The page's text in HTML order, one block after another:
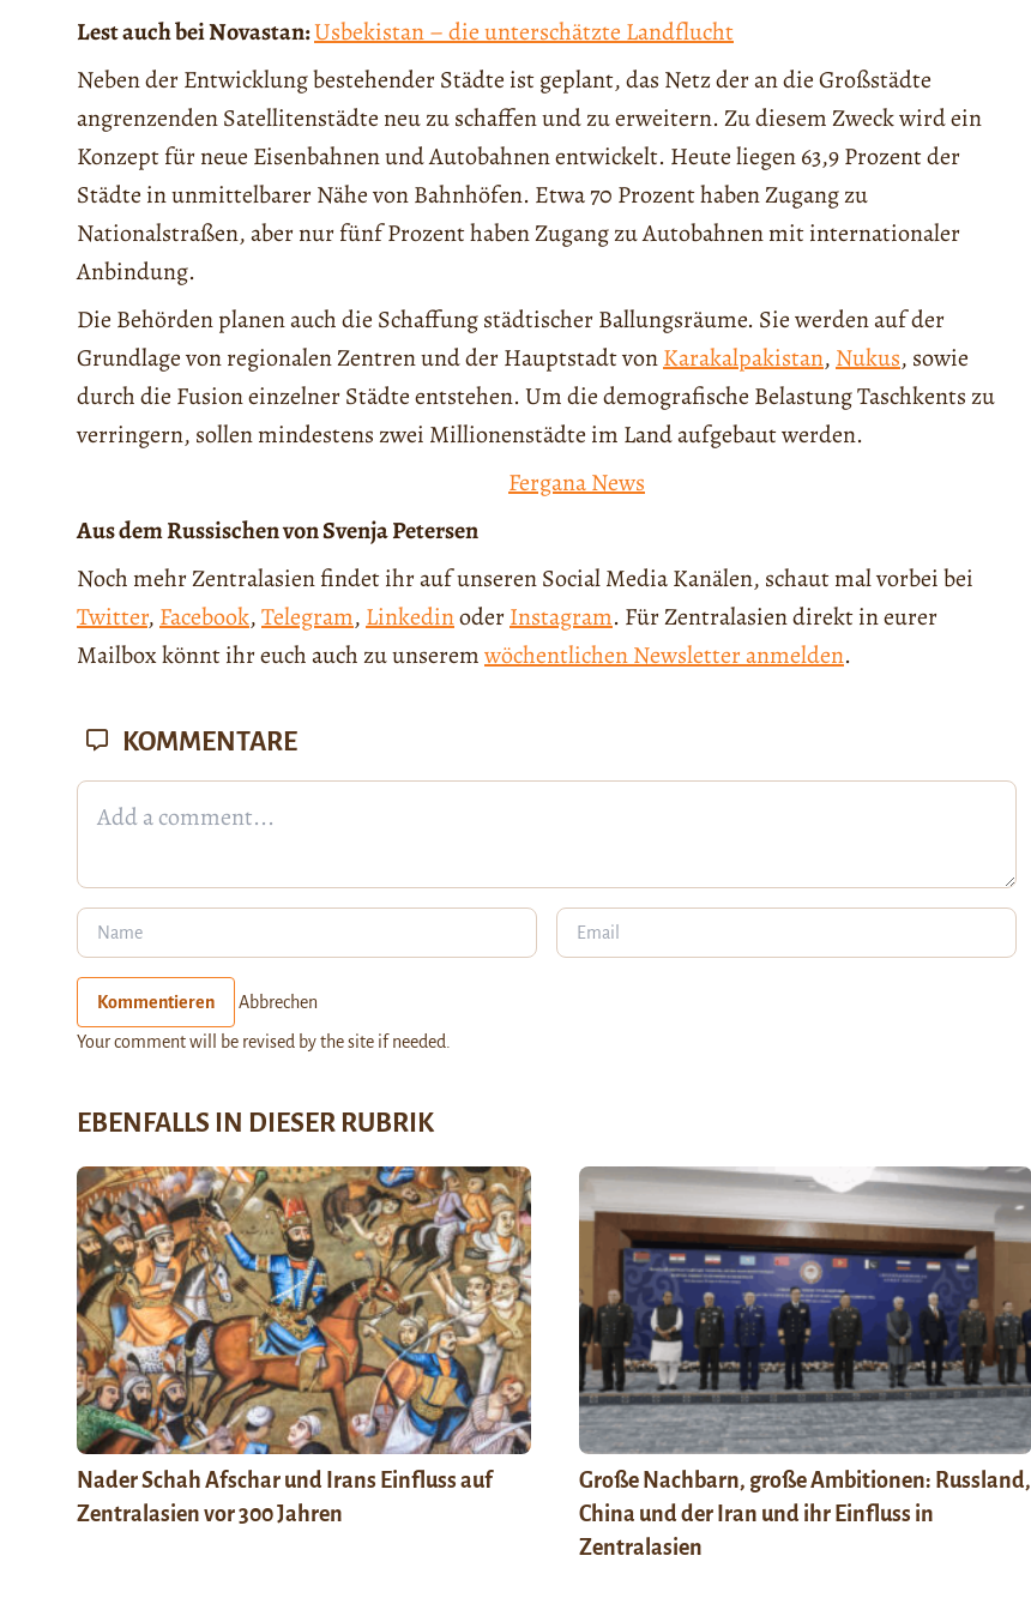
Lest auch bei Novastan:Usbekistan – die unterschätzte Landflucht
Neben der Entwicklung bestehender Städte ist geplant, das Netz der an die Großstädte
angrenzenden Satellitenstädte neu zu schaffen und zu erweitern. Zu diesem Zweck wird ein
Konzept für neue Eisenbahnen und Autobahnen entwickelt. Heute liegen 63,9 Prozent der
Städte in unmittelbarer Nähe von Bahnhöfen. Etwa 70 Prozent haben Zugang zu
Nationalstraßen, aber nur fünf Prozent haben Zugang zu Autobahnen mit internationaler
Anbindung.
Die Behörden planen auch die Schaffung städtischer Ballungsräume. Sie werden auf der
Grundlage von regionalen Zentren und der Hauptstadt vonKarakalpakistan,Nukus, sowie
durch die Fusion einzelner Städte entstehen. Um die demografische Belastung Taschkents zu
verringern, sollen mindestens zwei Millionenstädte im Land aufgebaut werden.
Fergana News
Aus dem Russischen von Svenja Petersen
Noch mehr Zentralasien findet ihr auf unseren Social Media Kanälen, schaut mal vorbei bei
Twitter,Facebook,Telegram,LinkedinoderInstagram. Für Zentralasien direkt in eurer
Mailbox könnt ihr euch auch zu unseremwöchentlichen Newsletter anmelden.
KOMMENTARE
Kommentieren Abbrechen
Your comment will be revised by the site if needed.
EBENFALLS IN DIESER RUBRIK
Nader Schah Afschar und Irans Einfluss auf
Zentralasien vor 300 Jahren
Große Nachbarn, große Ambitionen: Russland,
China und der Iran und ihr Einfluss in
Zentralasien